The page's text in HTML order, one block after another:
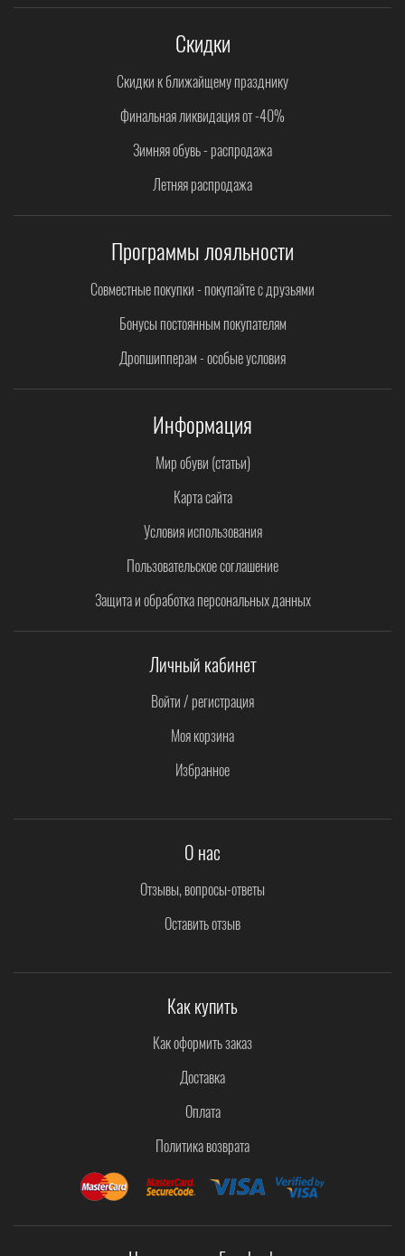
Скидки
Скидки к ближайщему празднику
Финальная ликвидация от -40%
Зимняя обувь - распродажа
Летняя распродажа
Программы лояльности
Совместные покупки - покупайте с друзьями
Бонусы постоянным покупателям
Дропшипперам - особые условия
Информация
Мир обуви (статьи)
Карта сайта
Условия использования
Пользовательское соглашение
Защита и обработка персональных данных
Личный кабинет
Войти / регистрация
Моя корзина
Избранное
О нас
Отзывы, вопросы-ответы
Оставить отзыв
Как купить
Как оформить заказ
Доставка
Оплата
Политика возврата